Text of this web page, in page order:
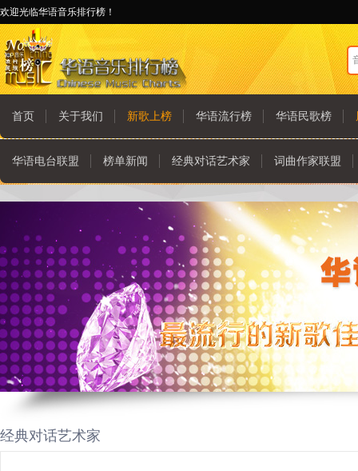
欢迎光临华语音乐排行榜！
首页 关于我们 新歌上榜 华语流行榜 华语民歌榜
华语电台联盟 榜单新闻 经典对话艺术家 词曲作家联盟
经典对话艺术家